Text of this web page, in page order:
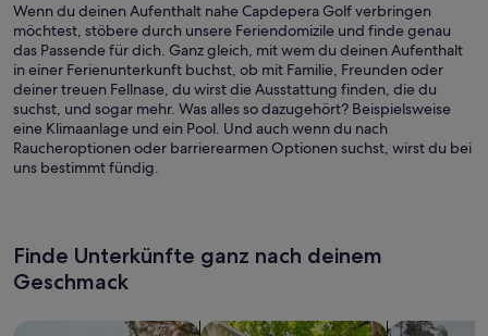
Wenn du deinen Aufenthalt nahe Capdepera Golf verbringen
möchtest, stöbere durch unsere Feriendomizile und finde genau
das Passende für dich. Ganz gleich, mit wem du deinen Aufenthalt
in einer Ferienunterkunft buchst, ob mit Familie, Freunden oder
deiner treuen Fellnase, du wirst die Ausstattung finden, die du
suchst, und sogar mehr. Was alles so dazugehört? Beispielsweise
eine Klimaanlage und ein Pool. Und auch wenn du nach
Raucheroptionen oder barrierearmen Optionen suchst, wirst du bei
uns bestimmt fündig.
Finde Unterkünfte ganz nach deinem
Geschmack
Suche nach FerienhäusernSuche nach Ferienwohnungen oder
Suche nach